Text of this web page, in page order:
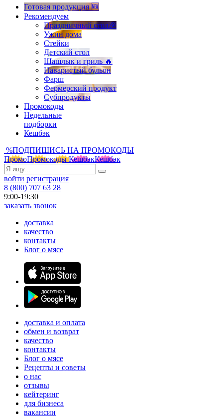
Готовая продукция 🆕
Рекомендуем
Праздничный стол🎉
Ужин дома
Стейки
Детский стол
Шашлык и гриль 🔥
Наваристый бульон
Фарш
Фермерский продукт
Субпродукты
Промокоды
Недельные
подборки
Кешбэк
%ПОДПИШИСЬ НА ПРОМОКОДЫ
ПромоПромокоды КешбэкКешбэк
войти регистрация
8 (800) 707 63 28
9:00-19:30
заказать звонок
доставка
качество
контакты
Блог о мясе
доставка и оплата
обмен и возврат
качество
контакты
Блог о мясе
Рецепты и советы
о нас
отзывы
кейтеринг
для бизнеса
вакансии